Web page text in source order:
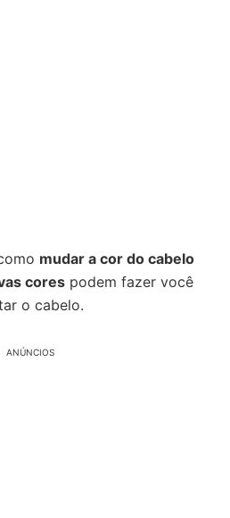
mudar a cor do cabelo
cores podem fazer você
o cabelo.
ANÚNCIOS